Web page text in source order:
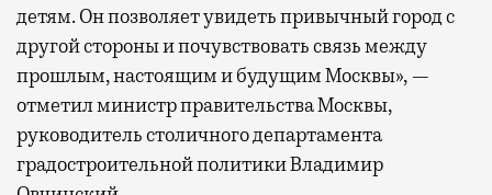
детям. Он позволяет увидеть привычный город с
другой стороны и почувствовать связь между
прошлым, настоящим и будущим Москвы», —
отметил министр правительства Москвы,
руководитель столичного департамента
градостроительной политики Владимир